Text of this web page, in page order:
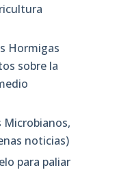
Hormigas
sobre la
Microbianos,
noticias)
para paliar